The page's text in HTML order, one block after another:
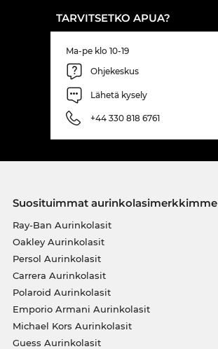
TARVITSETKO APUA?
Ma-pe klo 10-19
Ohjekeskus
Lähetä kysely
+44 330 818 6761
Suosituimmat aurinkolasimerkkimme
Ray-Ban Aurinkolasit
Oakley Aurinkolasit
Persol Aurinkolasit
Carrera Aurinkolasit
Polaroid Aurinkolasit
Emporio Armani Aurinkolasit
Michael Kors Aurinkolasit
Guess Aurinkolasit